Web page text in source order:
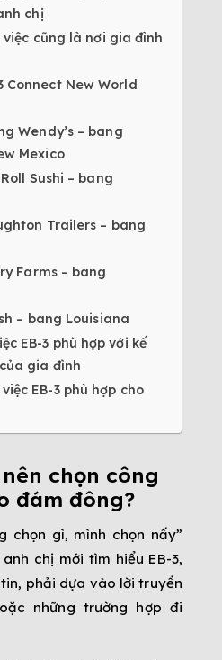
chị
cũng là nơi gia đình
Connect New World
Wendy’s – bang
Mexico
Sushi – bang
Trailers – bang
Farms – bang
– bang Louisiana
EB-3 phù hợp với kế
gia đình
EB-3 phù hợp cho
chọn công
đám đông?
chọn gì, mình chọn nấy”
chị mới tìm hiểu EB-3,
phải dựa vào lời truyền
những trường hợp đi